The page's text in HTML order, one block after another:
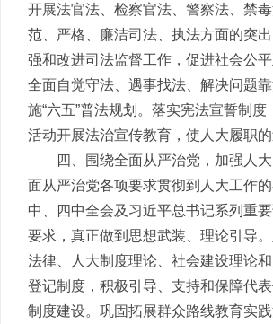
开展法官法、检察官法、警察法、禁
范、严格、廉洁司法、执法方面的突
强和改进司法监督工作，促进社会公
全面自觉守法、遇事找法、解决问题
施“六五”普法规划。落实宪法宣誓制
活动开展法治宣传教育，使人大履职
四、围绕全面从严治党，加强人
面从严治党各项要求贯彻到人大工作
中、四中全会及习近平总书记系列重
要求，真正做到思想武装、理论引导
法律、人大制度理论、社会建设理论
登记制度，积极引导、支持和保障代
制度建设。巩固拓展群众路线教育实